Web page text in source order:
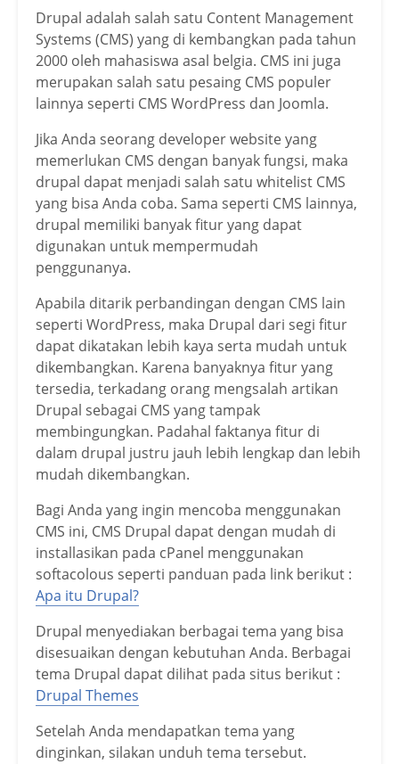
Drupal adalah salah satu Content Management
Systems (CMS) yang di kembangkan pada tahun
2000 oleh mahasiswa asal belgia. CMS ini juga
merupakan salah satu pesaing CMS populer
lainnya seperti CMS WordPress dan Joomla.
Jika Anda seorang developer website yang
memerlukan CMS dengan banyak fungsi, maka
drupal dapat menjadi salah satu whitelist CMS
yang bisa Anda coba. Sama seperti CMS lainnya,
drupal memiliki banyak fitur yang dapat
digunakan untuk mempermudah
penggunanya.
Apabila ditarik perbandingan dengan CMS lain
seperti WordPress, maka Drupal dari segi fitur
dapat dikatakan lebih kaya serta mudah untuk
dikembangkan. Karena banyaknya fitur yang
tersedia, terkadang orang mengsalah artikan
Drupal sebagai CMS yang tampak
membingungkan. Padahal faktanya fitur di
dalam drupal justru jauh lebih lengkap dan lebih
mudah dikembangkan.
Bagi Anda yang ingin mencoba menggunakan
CMS ini, CMS Drupal dapat dengan mudah di
installasikan pada cPanel menggunakan
softacolous seperti panduan pada link berikut :
Apa itu Drupal?
Drupal menyediakan berbagai tema yang bisa
disesuaikan dengan kebutuhan Anda. Berbagai
tema Drupal dapat dilihat pada situs berikut :
Drupal Themes
Setelah Anda mendapatkan tema yang
dinginkan, silakan unduh tema tersebut.